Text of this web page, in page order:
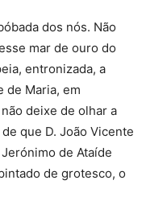
dos nós. Não
mar de ouro do
entronizada, a
de Maria, em
não deixe de olhar a
que D. João Vicente
de Ataíde
de grotesco, o